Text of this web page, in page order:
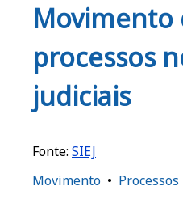
Movimento
processos
judiciais
Fonte: SIEJ
Movimento
Processos